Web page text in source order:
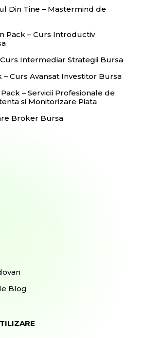
Din Tine – Mastermind de
Pack – Curs Introductiv
Intermediar Strategii Bursa
Curs Avansat Investitor Bursa
– Servicii Profesionale de
si Monitorizare Piata
Broker Bursa
Blog